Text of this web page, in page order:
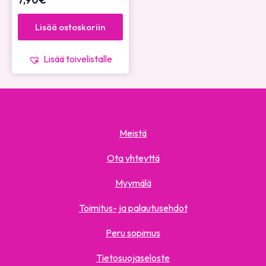
Lisää ostoskoriin
Lisää toivelistalle
Meistä
Ota yhteyttä
Myymälä
Toimitus- ja palautusehdot
Peru sopimus
Tietosuojaseloste